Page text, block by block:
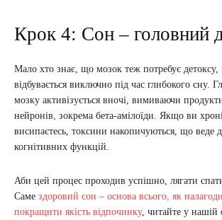
Крок 4: Сон – головний
Мало хто знає, що мозок теж потребує детоксу,
відбувається виключно під час глибокого сну.
мозку активізується вночі, вимиваючи
нейронів, зокрема бета-амілоїди. Якщо ви
висипаєтесь, токсини накопичуються, що веде
когнітивних функцій.
Аби цей процес проходив успішно, лягати
Саме здоровий сон – основа всього, як
покращити якість відпочинку, читайте у нашій